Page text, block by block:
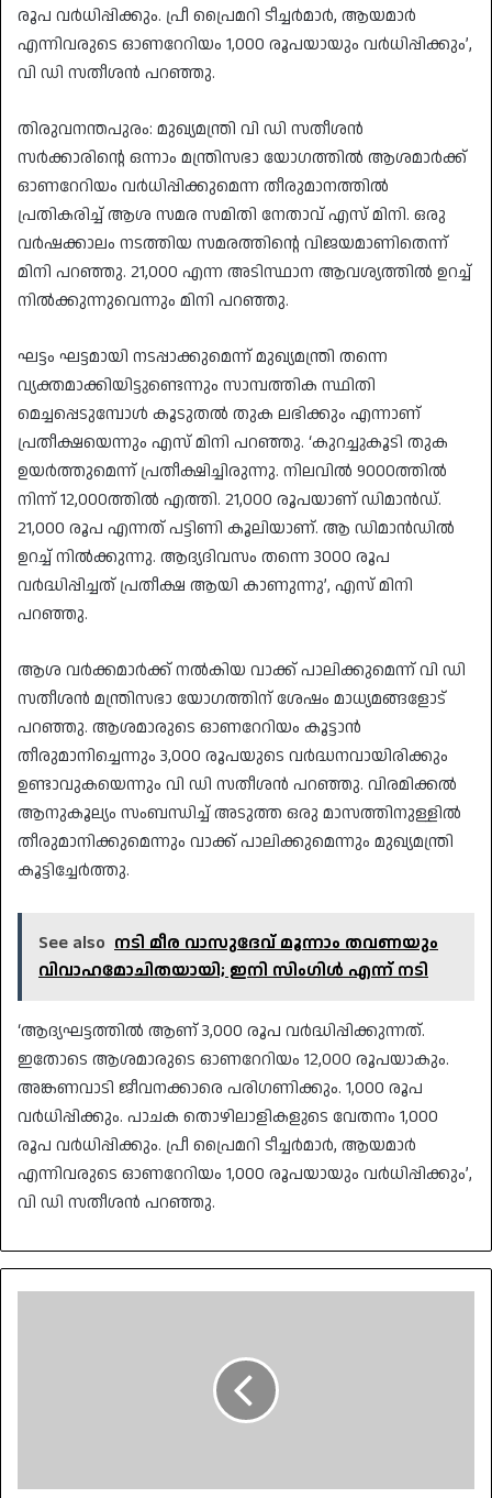
രൂപ വര്‍ധിപ്പിക്കും. പ്രീ പ്രൈമറി ടീച്ചര്‍മാര്‍, ആയമാര്‍
എന്നിവരുടെ ഓണറേറിയം 1,000 രൂപയായും വര്‍ധിപ്പിക്കും’,
വി ഡി സതീശന്‍ പറഞ്ഞു.
തിരുവനന്തപുരം: മുഖ്യമന്ത്രി വി ഡി സതീശന്‍
സര്‍ക്കാരിന്റെ ഒന്നാം മന്ത്രിസഭാ യോഗത്തില്‍ ആശമാര്‍ക്ക്
ഓണറേറിയം വര്‍ധിപ്പിക്കുമെന്ന തീരുമാനത്തില്‍
പ്രതികരിച്ച് ആശ സമര സമിതി നേതാവ് എസ് മിനി. ഒരു
വര്‍ഷക്കാലം നടത്തിയ സമരത്തിന്റെ വിജയമാണിതെന്ന്
മിനി പറഞ്ഞു. 21,000 എന്ന അടിസ്ഥാന ആവശ്യത്തില്‍ ഉറച്ച്
നില്‍ക്കുന്നുവെന്നും മിനി പറഞ്ഞു.
ഘട്ടം ഘട്ടമായി നടപ്പാക്കുമെന്ന് മുഖ്യമന്ത്രി തന്നെ
വ്യക്തമാക്കിയിട്ടുണ്ടെന്നും സാമ്പത്തിക സ്ഥിതി
മെച്ചപ്പെടുമ്പോള്‍ കൂടുതല്‍ തുക ലഭിക്കും എന്നാണ്
പ്രതീക്ഷയെന്നും എസ് മിനി പറഞ്ഞു. ‘കുറച്ചുകൂടി തുക
ഉയര്‍ത്തുമെന്ന് പ്രതീക്ഷിച്ചിരുന്നു. നിലവില്‍ 9000ത്തില്‍
നിന്ന് 12,000ത്തില്‍ എത്തി. 21,000 രൂപയാണ് ഡിമാന്‍ഡ്.
21,000 രൂപ എന്നത് പട്ടിണി കൂലിയാണ്. ആ ഡിമാന്‍ഡില്‍
ഉറച്ച് നില്‍ക്കുന്നു. ആദ്യദിവസം തന്നെ 3000 രൂപ
വര്‍ദ്ധിപ്പിച്ചത് പ്രതീക്ഷ ആയി കാണുന്നു’, എസ് മിനി
പറഞ്ഞു.
ആശ വര്‍ക്കമാര്‍ക്ക് നല്‍കിയ വാക്ക് പാലിക്കുമെന്ന് വി ഡി
സതീശന്‍ മന്ത്രിസഭാ യോഗത്തിന് ശേഷം മാധ്യമങ്ങളോട്
പറഞ്ഞു. ആശമാരുടെ ഓണറേറിയം കൂട്ടാന്‍
തീരുമാനിച്ചെന്നും 3,000 രൂപയുടെ വര്‍ദ്ധനവായിരിക്കും
ഉണ്ടാവുകയെന്നും വി ഡി സതീശന്‍ പറഞ്ഞു. വിരമിക്കല്‍
ആനുകൂല്യം സംബന്ധിച്ച് അടുത്ത ഒരു മാസത്തിനുള്ളില്‍
തീരുമാനിക്കുമെന്നും വാക്ക് പാലിക്കുമെന്നും മുഖ്യമന്ത്രി
കൂട്ടിച്ചേര്‍ത്തു.
See also നടി മീര വാസുദേവ് മൂന്നാം തവണയും
വിവാഹമോചിതയായി; ഇനി സിംഗിൾ എന്ന് നടി
‘ആദ്യഘട്ടത്തില്‍ ആണ് 3,000 രൂപ വര്‍ദ്ധിപ്പിക്കുന്നത്.
ഇതോടെ ആശമാരുടെ ഓണറേറിയം 12,000 രൂപയാകും.
അങ്കണവാടി ജീവനക്കാരെ പരിഗണിക്കും. 1,000 രൂപ
വര്‍ധിപ്പിക്കും. പാചക തൊഴിലാളികളുടെ വേതനം 1,000
രൂപ വര്‍ധിപ്പിക്കും. പ്രീ പ്രൈമറി ടീച്ചര്‍മാര്‍, ആയമാര്‍
എന്നിവരുടെ ഓണറേറിയം 1,000 രൂപയായും വര്‍ധിപ്പിക്കും’,
വി ഡി സതീശന്‍ പറഞ്ഞു.
മുഖ‍്യമന്ത്രി